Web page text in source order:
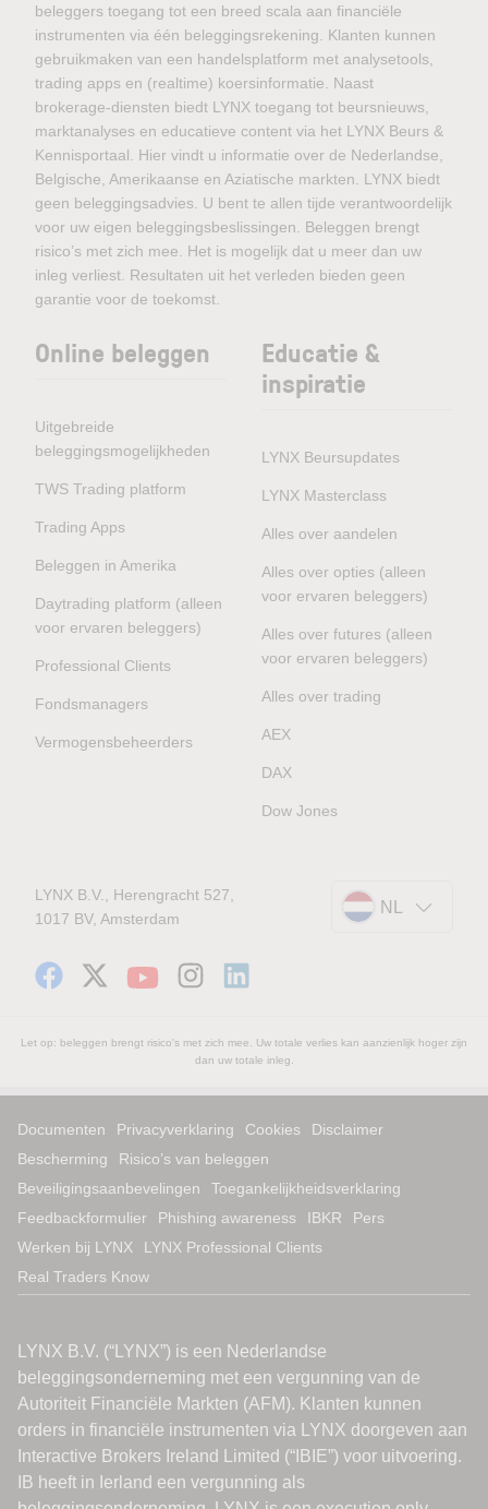
beleggers toegang tot een breed scala aan financiële
instrumenten via één beleggingsrekening. Klanten kunnen
gebruikmaken van een handelsplatform met analysetools,
trading apps en (realtime) koersinformatie. Naast
brokerage-diensten biedt LYNX toegang tot beursnieuws,
marktanalyses en educatieve content via het LYNX Beurs &
Kennisportaal. Hier vindt u informatie over de Nederlandse,
Belgische, Amerikaanse en Aziatische markten. LYNX biedt
geen beleggingsadvies. U bent te allen tijde verantwoordelijk
voor uw eigen beleggingsbeslissingen. Beleggen brengt
risico’s met zich mee. Het is mogelijk dat u meer dan uw
inleg verliest. Resultaten uit het verleden bieden geen
garantie voor de toekomst.
Online beleggen
Uitgebreide
beleggingsmogelijkheden
TWS Trading platform
Trading Apps
Beleggen in Amerika
Daytrading platform (alleen
voor ervaren beleggers)
Professional Clients
Fondsmanagers
Vermogensbeheerders
Educatie &
inspiratie
LYNX Beursupdates
LYNX Masterclass
Alles over aandelen
Alles over opties (alleen
voor ervaren beleggers)
Alles over futures (alleen
voor ervaren beleggers)
Alles over trading
AEX
DAX
Dow Jones
LYNX B.V., Herengracht 527,
1017 BV, Amsterdam
NL
Let op: beleggen brengt risico's met zich mee. Uw totale verlies kan aanzienlijk hoger zijn
dan uw totale inleg.
Documenten Privacyverklaring Cookies
Disclaimer
Bescherming
Risico’s van beleggen
Beveiligingsaanbevelingen
Toegankelijkheidsverklaring
Feedbackformulier
Phishing awareness IBKR
Pers
Werken bij LYNX
LYNX Professional Clients
Real Traders Know